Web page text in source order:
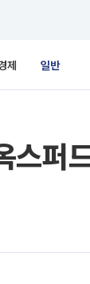
제 일반
스퍼